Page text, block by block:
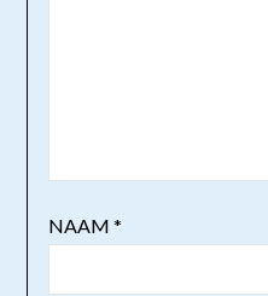
NAAM *